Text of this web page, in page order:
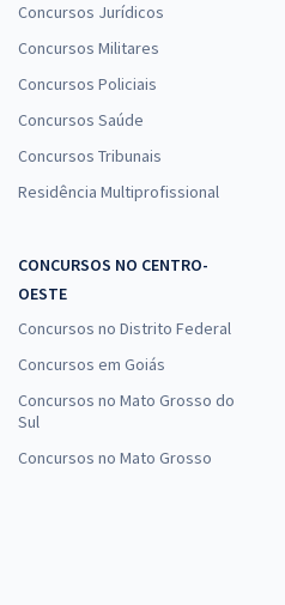
Concursos Jurídicos
Concursos Militares
Concursos Policiais
Concursos Saúde
Concursos Tribunais
Residência Multiprofissional
CONCURSOS NO CENTRO-
OESTE
Concursos no Distrito Federal
Concursos em Goiás
Concursos no Mato Grosso do
Sul
Concursos no Mato Grosso